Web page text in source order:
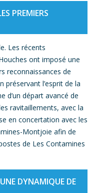
PREMIERS
Les récents
ont imposé une
reconnaissances de
l’esprit de la
d’un départ avancé de
ravitaillements, avec la
en concertation avec les
Montjoie afin de
de Les Contamines
DYNAMIQUE DE